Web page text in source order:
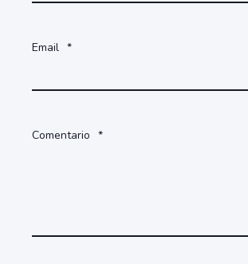
Email *
Comentario *